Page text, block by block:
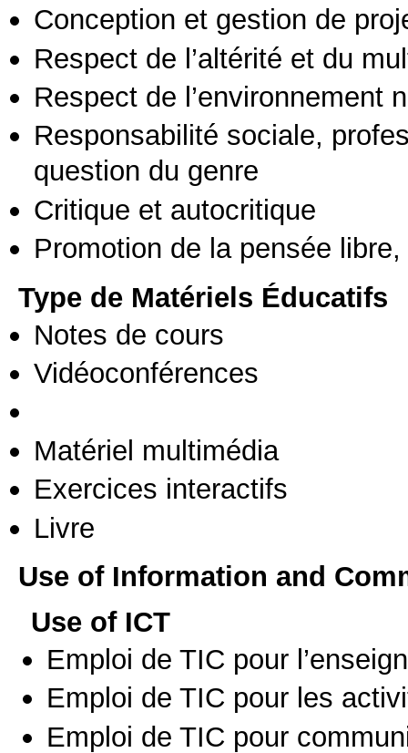
Conception et gestion de
Respect de l’altérité et du
Respect de l’environnement
Responsabilité sociale,
question du genre
Critique et autocritique
Promotion de la pensée
Type de Matériels Éducatifs
Notes de cours
Vidéoconférences
Matériel multimédia
Exercices interactifs
Livre
Use of Information and
Use of ICT
Emploi de TIC pour
Emploi de TIC pour les
Emploi de TIC pour